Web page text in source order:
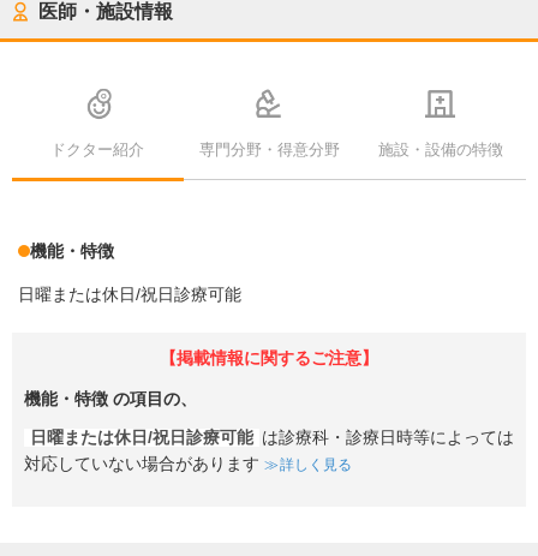
医師・施設情報
ドクター紹介 専門分野・得意分野 施設・設備の特徴
機能・特徴
日曜または休日/祝日診療可能
【掲載情報に関するご注意】
機能・特徴 の項目の、
日曜または休日/祝日診療可能 は診療科・診療日時等によっては
対応していない場合があります
詳しく見る